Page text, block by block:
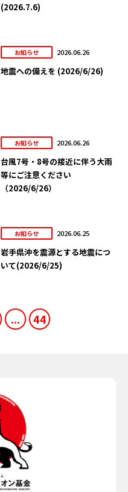
(2026.7.6)
お知らせ 2026.06.26
地震への備えを (2026/6/26)
お知らせ 2026.06.26
台風7号・8号の接近に伴う大雨
等にご注意ください
（2026/6/26）
お知らせ 2026.06.25
岩手県沖を震源とする地震につ
いて(2026/6/25)
... 44